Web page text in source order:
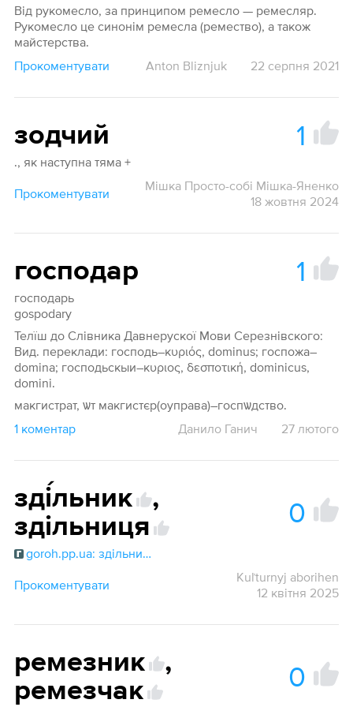
Від рукомесло, за принципом ремесло — ремесляр.
Рукомесло це синонім ремесла (ремество), а також
майстерства.
Прокоментувати
Anton Bliznjuk 22 серпня 2021
зодчий 1
., як наступна тяма +
Прокоментувати
Мішка Просто-собі Мішка-Яненко
18 жовтня 2024
господар 1
господарь
gospodary
Телїш до Слівника Давнерускої Мови Серезнівского:
Вид. переклади: господь–κυριός, dominus; госпожа–
domina; господьскыи–κυριος, δεσποτική, dominicus,
domini.
макгистрат, ѡт макгистєр(оуправа)–госпѡдство.
1 коментар
Данило Ганич 27 лютого
зді́льник
,
здільниця
0
goroh.pp.ua: здільниця
Прокоментувати
Kuľturnyj aborihen
12 квітня 2025
ремезник
,
ремезчак
0